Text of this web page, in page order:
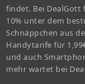
findet. Bei DealGott
10% unter dem
Schnäppchen aus
Handytarife für
und auch
mehr wartet bei